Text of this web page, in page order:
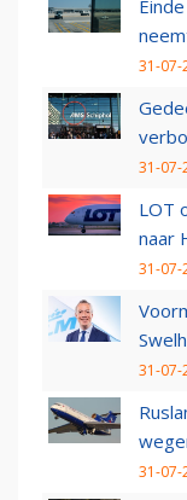
31-07-
31-07-
LOT
naar
31-07-
31-07-
31-07-